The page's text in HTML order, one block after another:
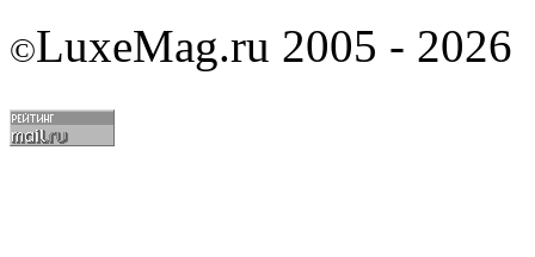
©LuxeMag.ru 2005 - 2026